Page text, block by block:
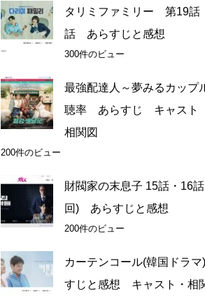
タリミファミリー 第19話
話 あらすじと感想
300件のビュー
最強配達人～夢みるカッ
聴率 あらすじ キャス
相関図
200件のビュー
財閥家の末息子 15話・16
回) あらすじと感想
200件のビュー
カーテンコール(韓国ドラ
すじと感想 キャスト・相